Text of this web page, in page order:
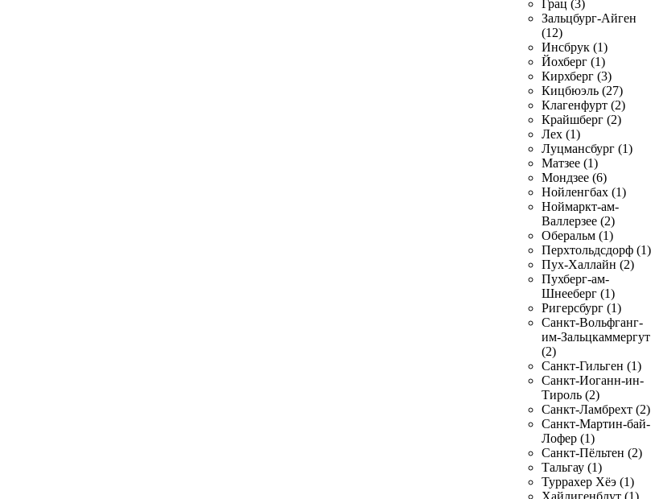
Грац (3)
Зальцбург-Айген
(12)
Инсбрук (1)
Йохберг (1)
Кирхберг (3)
Кицбюэль (27)
Клагенфурт (2)
Крайшберг (2)
Лех (1)
Луцмансбург (1)
Матзее (1)
Мондзее (6)
Нойленгбах (1)
Ноймаркт-ам-
Валлерзее (2)
Оберальм (1)
Перхтольдсдорф (1)
Пух-Халлайн (2)
Пухберг-ам-
Шнееберг (1)
Ригерсбург (1)
Санкт-Вольфганг-
им-Зальцкаммергут
(2)
Санкт-Гильген (1)
Санкт-Иоганн-ин-
Тироль (2)
Санкт-Ламбрехт (2)
Санкт-Мартин-бай-
Лофер (1)
Санкт-Пёльтен (2)
Тальгау (1)
Туррахер Хёэ (1)
Хайлигенблут (1)